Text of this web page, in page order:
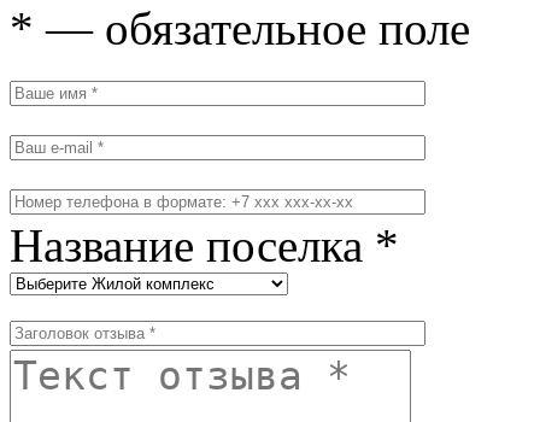
* — обязательное поле
Название поселка *